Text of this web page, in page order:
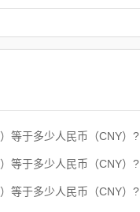
等于多少人民币（CNY）?
等于多少人民币（CNY）?
等于多少人民币（CNY）?